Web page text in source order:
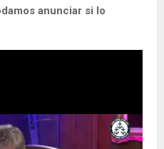
anunciar si lo